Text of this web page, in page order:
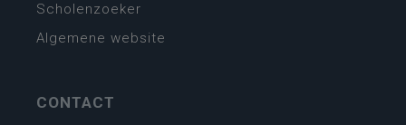
Scholenzoeker
Algemene website
CONTACT